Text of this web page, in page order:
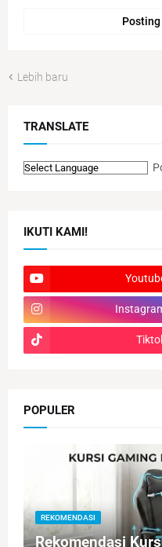
Lebih baru
TRANSLATE
IKUTI KAMI!
POPULER
REKOMENDASI
Rekomendasi